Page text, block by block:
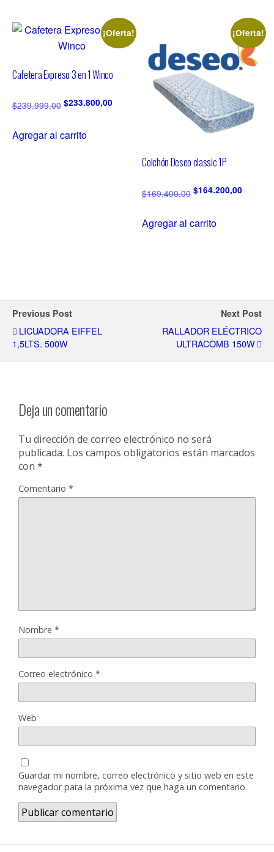
¡Oferta!
Cafetera Expreso 3 en 1 Winco
$239.999,00 $233.800,00
Agregar al carrito
¡Oferta!
Colchón Deseo classic 1P
$169.400,00 $164.200,00
Agregar al carrito
Previous Post
LICUADORA EIFFEL
1,5LTS. 500W
Next Post
RALLADOR ELÉCTRICO
ULTRACOMB 150W
Deja un comentario
Tu dirección de correo electrónico no será
publicada. Los campos obligatorios están marcados
con *
Comentario *
Nombre *
Correo electrónico *
Web
Guardar mi nombre, correo electrónico y sitio web en este
navegador para la próxima vez que haga un comentario.